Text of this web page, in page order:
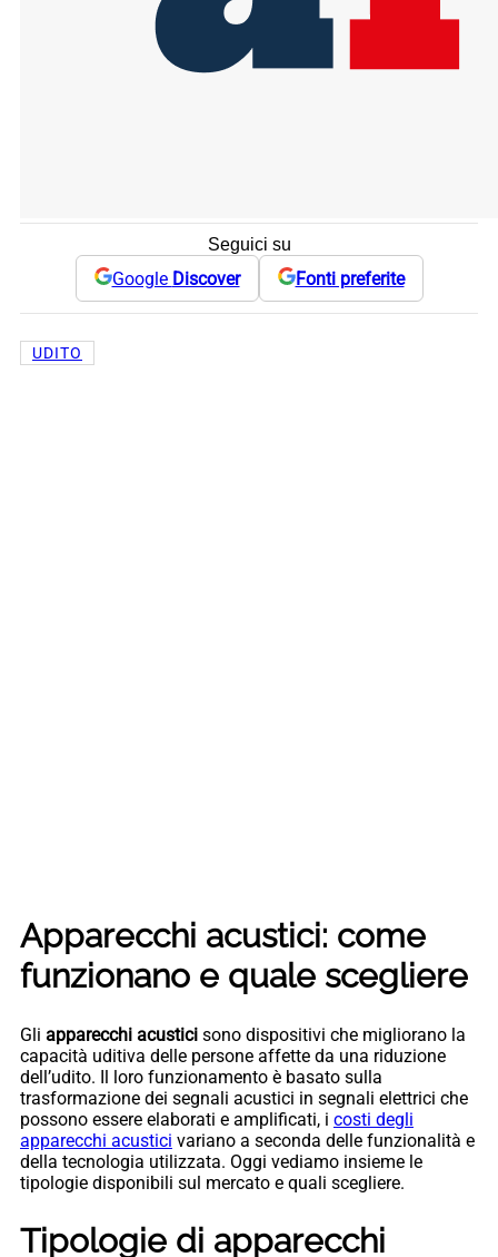
Seguici su
Google Discover Fonti preferite
UDITO
Apparecchi acustici: come
funzionano e quale scegliere
Gli apparecchi acustici sono dispositivi che migliorano la
capacità uditiva delle persone affette da una riduzione
dell’udito. Il loro funzionamento è basato sulla
trasformazione dei segnali acustici in segnali elettrici che
possono essere elaborati e amplificati, i costi degli
apparecchi acustici variano a seconda delle funzionalità e
della tecnologia utilizzata. Oggi vediamo insieme le
tipologie disponibili sul mercato e quali scegliere.
Tipologie di apparecchi